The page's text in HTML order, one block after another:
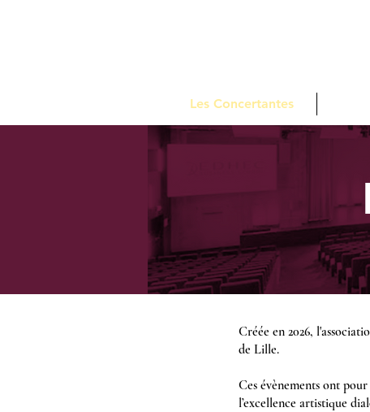
Les Concertantes
Créée en 2026,
de Lille.
Ces évènements ont
l’excellence artistique